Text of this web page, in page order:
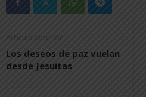
Artículo anterior
Los deseos de paz vuelan
desde Jesuitas